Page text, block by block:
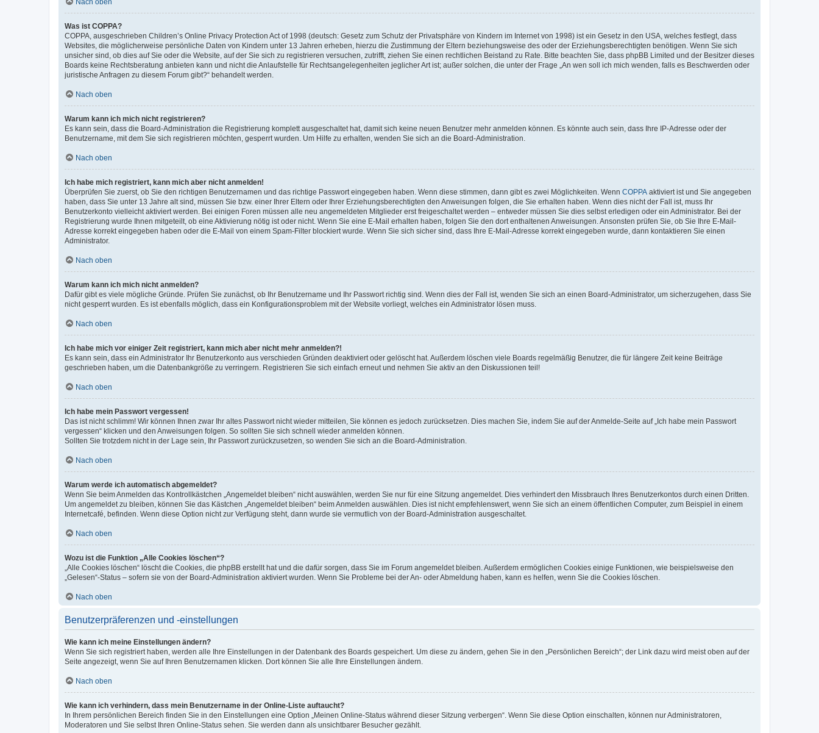
Was ist COPPA?
COPPA, ausgeschrieben Children’s Online Privacy Protection Act of 1998 (deutsch: Gesetz zum Schutz der Privatsphäre von Kindern im Internet von 1998) ist ein Gesetz in den USA, welches festlegt, dass
Websites, die möglicherweise persönliche Daten von Kindern unter 13 Jahren erheben, hierzu die Zustimmung der Eltern beziehungsweise des oder der Erziehungsberechtigten benötigen. Wenn Sie sich
unsicher sind, ob dies auf Sie oder die Website, auf der Sie sich zu registrieren versuchen, zutrifft, ziehen Sie einen rechtlichen Beistand zu Rate. Bitte beachten Sie, dass phpBB Limited und der Besitzer dieses
Boards keine Rechtsberatung anbieten kann und nicht die Anlaufstelle für Rechtsangelegenheiten jeglicher Art ist; außer solchen, die unter der Frage „An wen soll ich mich wenden, falls es Beschwerden oder
juristische Anfragen zu diesem Forum gibt?“ behandelt werden.
Nach oben
Warum kann ich mich nicht registrieren?
Es kann sein, dass die Board-Administration die Registrierung komplett ausgeschaltet hat, damit sich keine neuen Benutzer mehr anmelden können. Es könnte auch sein, dass Ihre IP-Adresse oder der
Benutzername, mit dem Sie sich registrieren möchten, gesperrt wurden. Um Hilfe zu erhalten, wenden Sie sich an die Board-Administration.
Nach oben
Ich habe mich registriert, kann mich aber nicht anmelden!
Überprüfen Sie zuerst, ob Sie den richtigen Benutzernamen und das richtige Passwort eingegeben haben. Wenn diese stimmen, dann gibt es zwei Möglichkeiten. Wenn COPPA aktiviert ist und Sie angegeben
haben, dass Sie unter 13 Jahre alt sind, müssen Sie bzw. einer Ihrer Eltern oder Ihrer Erziehungsberechtigten den Anweisungen folgen, die Sie erhalten haben. Wenn dies nicht der Fall ist, muss Ihr
Benutzerkonto vielleicht aktiviert werden. Bei einigen Foren müssen alle neu angemeldeten Mitglieder erst freigeschaltet werden – entweder müssen Sie dies selbst erledigen oder ein Administrator. Bei der
Registrierung wurde Ihnen mitgeteilt, ob eine Aktivierung nötig ist oder nicht. Wenn Sie eine E-Mail erhalten haben, folgen Sie den dort enthaltenen Anweisungen. Ansonsten prüfen Sie, ob Sie Ihre E-Mail-
Adresse korrekt eingegeben haben oder die E-Mail von einem Spam-Filter blockiert wurde. Wenn Sie sich sicher sind, dass Ihre E-Mail-Adresse korrekt eingegeben wurde, dann kontaktieren Sie einen
Administrator.
Nach oben
Warum kann ich mich nicht anmelden?
Dafür gibt es viele mögliche Gründe. Prüfen Sie zunächst, ob Ihr Benutzername und Ihr Passwort richtig sind. Wenn dies der Fall ist, wenden Sie sich an einen Board-Administrator, um sicherzugehen, dass Sie
nicht gesperrt wurden. Es ist ebenfalls möglich, dass ein Konfigurationsproblem mit der Website vorliegt, welches ein Administrator lösen muss.
Nach oben
Ich habe mich vor einiger Zeit registriert, kann mich aber nicht mehr anmelden?!
Es kann sein, dass ein Administrator Ihr Benutzerkonto aus verschieden Gründen deaktiviert oder gelöscht hat. Außerdem löschen viele Boards regelmäßig Benutzer, die für längere Zeit keine Beiträge
geschrieben haben, um die Datenbankgröße zu verringern. Registrieren Sie sich einfach erneut und nehmen Sie aktiv an den Diskussionen teil!
Nach oben
Ich habe mein Passwort vergessen!
Das ist nicht schlimm! Wir können Ihnen zwar Ihr altes Passwort nicht wieder mitteilen, Sie können es jedoch zurücksetzen. Dies machen Sie, indem Sie auf der Anmelde-Seite auf „Ich habe mein Passwort
vergessen“ klicken und den Anweisungen folgen. So sollten Sie sich schnell wieder anmelden können.
Sollten Sie trotzdem nicht in der Lage sein, Ihr Passwort zurückzusetzen, so wenden Sie sich an die Board-Administration.
Nach oben
Warum werde ich automatisch abgemeldet?
Wenn Sie beim Anmelden das Kontrollkästchen „Angemeldet bleiben“ nicht auswählen, werden Sie nur für eine Sitzung angemeldet. Dies verhindert den Missbrauch Ihres Benutzerkontos durch einen Dritten.
Um angemeldet zu bleiben, können Sie das Kästchen „Angemeldet bleiben“ beim Anmelden auswählen. Dies ist nicht empfehlenswert, wenn Sie sich an einem öffentlichen Computer, zum Beispiel in einem
Internetcafé, befinden. Wenn diese Option nicht zur Verfügung steht, dann wurde sie vermutlich von der Board-Administration ausgeschaltet.
Nach oben
Wozu ist die Funktion „Alle Cookies löschen“?
„Alle Cookies löschen“ löscht die Cookies, die phpBB erstellt hat und die dafür sorgen, dass Sie im Forum angemeldet bleiben. Außerdem ermöglichen Cookies einige Funktionen, wie beispielsweise den
„Gelesen“-Status – sofern sie von der Board-Administration aktiviert wurden. Wenn Sie Probleme bei der An- oder Abmeldung haben, kann es helfen, wenn Sie die Cookies löschen.
Nach oben
Benutzerpräferenzen und -einstellungen
Wie kann ich meine Einstellungen ändern?
Wenn Sie sich registriert haben, werden alle Ihre Einstellungen in der Datenbank des Boards gespeichert. Um diese zu ändern, gehen Sie in den „Persönlichen Bereich“; der Link dazu wird meist oben auf der
Seite angezeigt, wenn Sie auf Ihren Benutzernamen klicken. Dort können Sie alle Ihre Einstellungen ändern.
Nach oben
Wie kann ich verhindern, dass mein Benutzername in der Online-Liste auftaucht?
In Ihrem persönlichen Bereich finden Sie in den Einstellungen eine Option „Meinen Online-Status während dieser Sitzung verbergen“. Wenn Sie diese Option einschalten, können nur Administratoren,
Moderatoren und Sie selbst Ihren Online-Status sehen. Sie werden dann als unsichtbarer Besucher gezählt.